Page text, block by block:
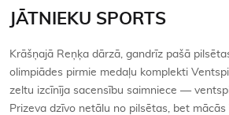
JĀTNIEKU SPORTS
Krāšņajā Reņķa dārzā, gandrīz pašā
olimpiādes pirmie medaļu komplekti
zeltu izcīnīja sacensību saimniece —
Prizeva dzīvo netālu no pilsētas, bet mācās